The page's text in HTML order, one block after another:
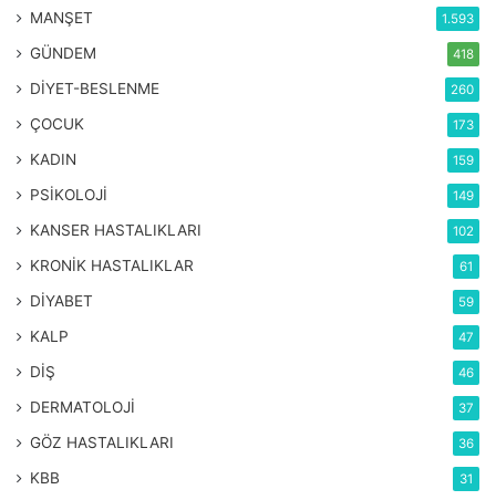
Hekimus.com, uzman bir doktora danışılmadan yapılan herhangi bir
uygulamadan doğabilecek zarardan sorumlu tutulamaz. Sitemizi ziyaret
eden, yorum yapan ve doktorlara soru gönderen kişiler, bu uyarıları kabul
etmiş sayılacaktır.
#dilyabet #seker #beslenme #kansekeri #magnezyum
MANŞET 1.593
GÜNDEM 418
DİYET-BESLENME 260
ÇOCUK 173
KADIN 159
PSİKOLOJİ 149
KANSER HASTALIKLARI 102
KRONİK HASTALIKLAR 61
DİYABET 59
KALP 47
DİŞ 46
DERMATOLOJİ 37
GÖZ HASTALIKLARI 36
KBB 31